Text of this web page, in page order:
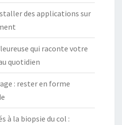
T
R
A
T
I
des applications sur
qui raconte votre
quotidien
: rester en forme
à la biopsie du col :